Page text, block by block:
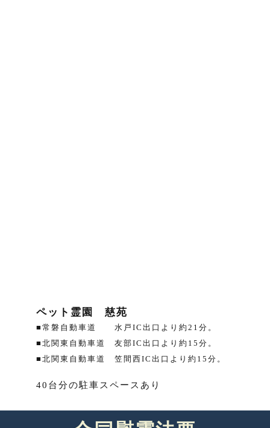
ペット霊園 慈苑
常磐自動車道 水戸IC出口より約21分。
北関東自動車道 友部IC出口より約15分。
北関東自動車道 笠間西IC出口より約15分。
40台分の駐車スペースあり